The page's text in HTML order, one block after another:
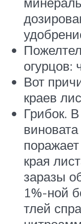
огурцов:
Вот
краев
Грибок.
края
заразы
1%-ной
тлей